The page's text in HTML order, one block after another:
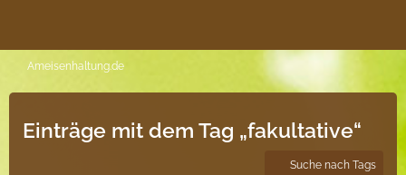
Ameisenhaltung.de
Einträge mit dem Tag „fakultative“
Suche nach Tags